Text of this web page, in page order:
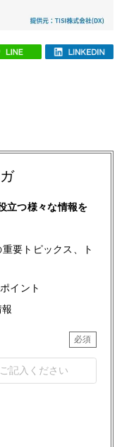
立つ様々な情報を
要トピックス、ト
イント